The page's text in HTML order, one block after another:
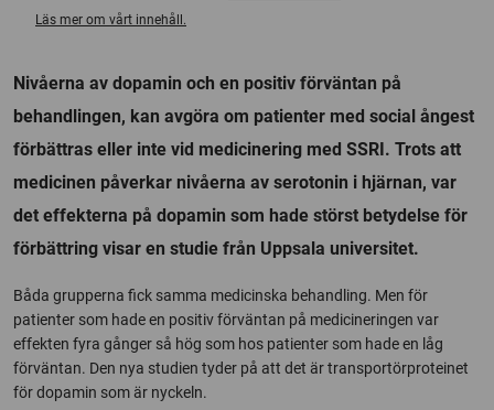
Läs mer om vårt innehåll.
Nivåerna av dopamin och en positiv förväntan på
behandlingen, kan avgöra om patienter med social ångest
förbättras eller inte vid medicinering med SSRI. Trots att
medicinen påverkar nivåerna av serotonin i hjärnan, var
det effekterna på dopamin som hade störst betydelse för
förbättring visar en studie från Uppsala universitet.
Båda grupperna fick samma medicinska behandling. Men för
patienter som hade en positiv förväntan på medicineringen var
effekten fyra gånger så hög som hos patienter som hade en låg
förväntan. Den nya studien tyder på att det är transportörproteinet
för dopamin som är nyckeln.